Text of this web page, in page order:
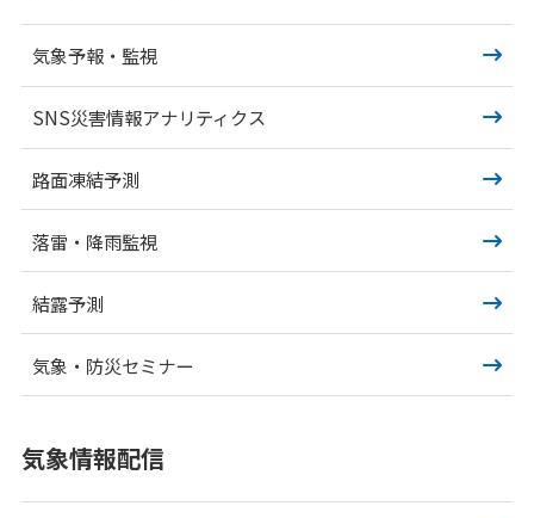
気象予報・監視
SNS災害情報アナリティクス
路面凍結予測
落雷・降雨監視
結露予測
気象・防災セミナー
気象情報配信